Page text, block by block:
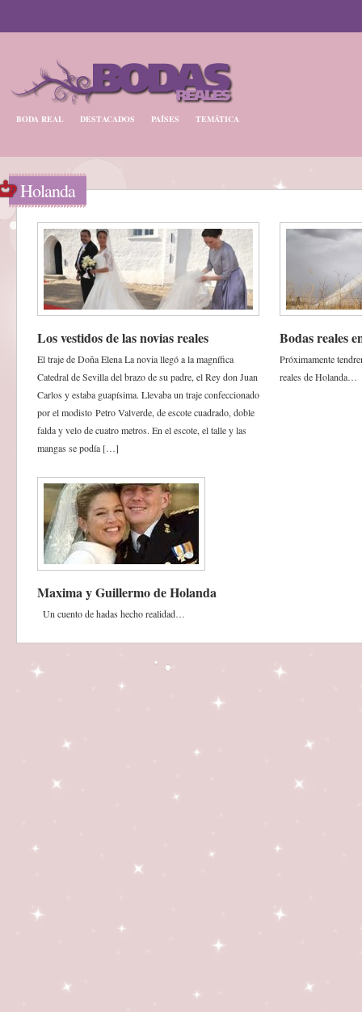
BODA REAL DESTACADOS PAÍSES TEMÁTICA
Holanda
Los vestidos de las novias reales
El traje de Doña Elena La novia llegó a la magnífica
Catedral de Sevilla del brazo de su padre, el Rey don Juan
Carlos y estaba guapísima. Llevaba un traje confeccionado
por el modisto Petro Valverde, de escote cuadrado, doble
falda y velo de cuatro metros. En el escote, el talle y las
mangas se podía […]
Bodas reales
Próximamente
reales de Holanda…
Maxima y Guillermo de Holanda
Un cuento de hadas hecho realidad…